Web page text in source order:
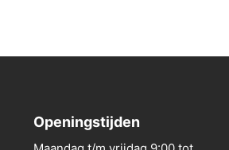
Openingstijden